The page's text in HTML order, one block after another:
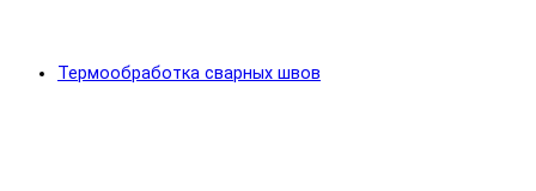
Термообработка сварных швов